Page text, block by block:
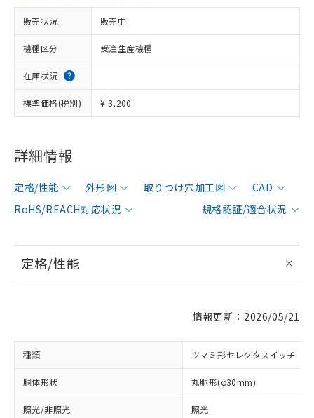
販売状況 販売中
機種区分 受注生産機種
在庫状況
標準価格(税別) ¥ 3,200
詳細情報
定格/性能 外形図 取りつけ穴加工図
CAD
RoHS/REACH対応状況
規格認証/適合状況
定格/性能
情報更新：2026/05/21
種類 ツマミ形セレクタスイッチ
胴体形状 丸胴形(φ30mm)
照光/非照光 照光